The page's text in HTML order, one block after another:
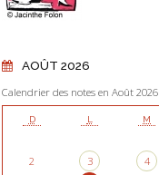
AOÛT 2026
Calendrier des notes en Août 2026
D L M
2
3 4